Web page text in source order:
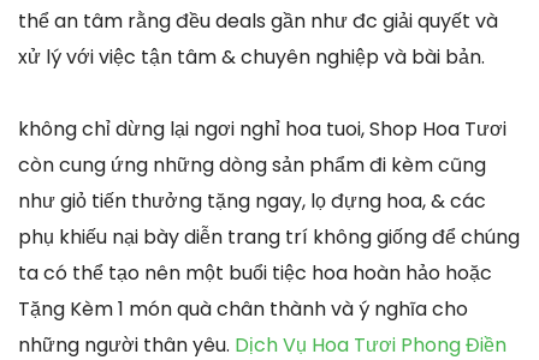
thể an tâm rằng đều deals gần như đc giải quyết và
xử lý với việc tận tâm & chuyên nghiệp và bài bản.
không chỉ dừng lại ngơi nghỉ hoa tuoi, Shop Hoa Tươi
còn cung ứng những dòng sản phẩm đi kèm cũng
như giỏ tiến thưởng tặng ngay, lọ đựng hoa, & các
phụ khiếu nại bày diễn trang trí không giống để chúng
ta có thể tạo nên một buổi tiệc hoa hoàn hảo hoặc
Tặng Kèm 1 món quà chân thành và ý nghĩa cho
những người thân yêu. Dịch Vụ Hoa Tươi Phong Điền